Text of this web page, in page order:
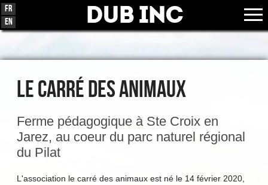
Dub Inc
Fr
En
Le carré des animaux
Ferme pédagogique à Ste Croix en
Jarez, au coeur du parc naturel régional
du Pilat
L'association le carré des animaux est né le 14 février 2020,